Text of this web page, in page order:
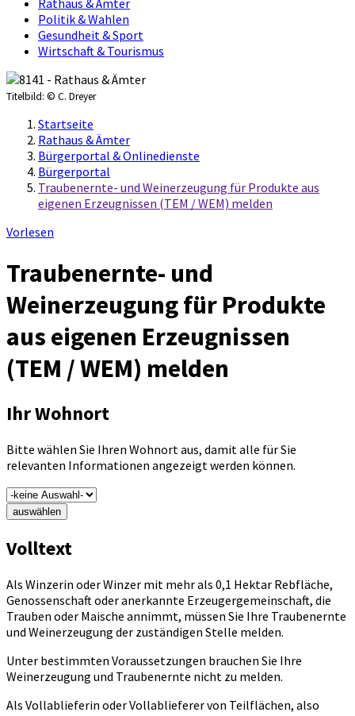
Rathaus & Ämter
Politik & Wahlen
Gesundheit & Sport
Wirtschaft & Tourismus
Titelbild: © C. Dreyer
Startseite
Rathaus & Ämter
Bürgerportal & Onlinedienste
Bürgerportal
Traubenernte- und Weinerzeugung für Produkte aus
eigenen Erzeugnissen (TEM / WEM) melden
Vorlesen
Traubenernte- und
Weinerzeugung für Produkte
aus eigenen Erzeugnissen
(TEM / WEM) melden
Ihr Wohnort
Bitte wählen Sie Ihren Wohnort aus, damit alle für Sie
relevanten Informationen angezeigt werden können.
auswählen
Volltext
Als Winzerin oder Winzer mit mehr als 0,1 Hektar Rebfläche,
Genossenschaft oder anerkannte Erzeugergemeinschaft, die
Trauben oder Maische annimmt, müssen Sie Ihre Traubenernte
und Weinerzeugung der zuständigen Stelle melden.
Unter bestimmten Voraussetzungen brauchen Sie Ihre
Weinerzeugung und Traubenernte nicht zu melden.
Als Vollablieferin oder Vollablieferer von Teilflächen, also